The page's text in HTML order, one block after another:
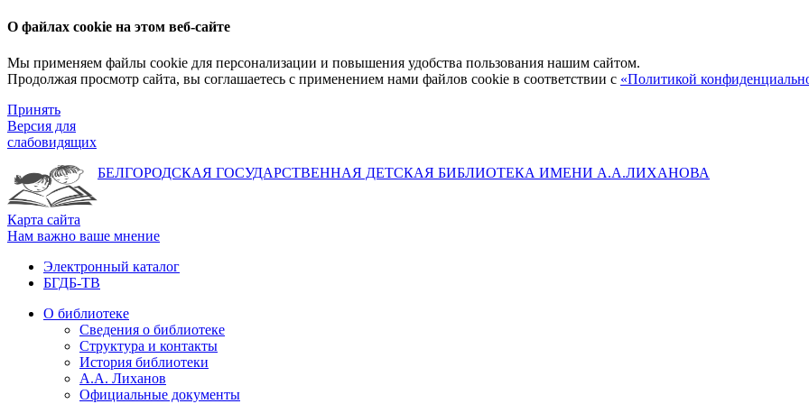
О файлах cookie на этом веб-сайте
Мы применяем файлы cookie для персонализации и повышения удобства пользования нашим сайтом.
Продолжая просмотр сайта, вы соглашаетесь с применением нами файлов cookie в соответствии с «Политикой
Принять
Версия для
слабовидящих
БЕЛГОРОДСКАЯ ГОСУДАРСТВЕННАЯ ДЕТСКАЯ БИБЛИОТЕКА ИМЕНИ А.А.ЛИХАНОВА
Карта сайта
Нам важно ваше мнение
Электронный каталог
БГДБ-ТВ
О библиотеке
Сведения о библиотеке
Структура и контакты
История библиотеки
А.А. Лиханов
Официальные документы